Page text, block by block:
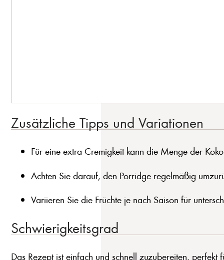
Zusätzliche Tipps und Variationen
Für eine extra Cremigkeit kann die Menge der
Achten Sie darauf, den Porridge regelmäßig
Variieren Sie die Früchte je nach Saison für
Schwierigkeitsgrad
Das Rezept ist einfach und schnell zuzubereiten, perfekt